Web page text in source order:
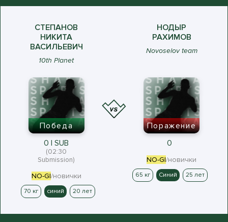
СТЕПАНОВ
НИКИТА
ВАСИЛЬЕВИЧ
10th Planet
НОДЫР
РАХИМОВ
Novoselov team
Победа
0 | SUB
(02:30
Submission)
NO-GI/новички
70 кг синий 20 лет
Поражение
0
NO-GI/новички
65 кг Синий 25 лет